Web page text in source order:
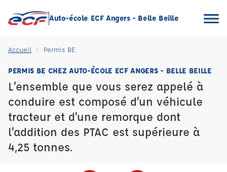
Auto-école ECF Angers - Belle Beille
Accueil Permis BE
PERMIS BE CHEZ AUTO-ÉCOLE ECF ANGERS - BELLE BEILLE
L’ensemble que vous serez appelé à
conduire est composé d’un véhicule
tracteur et d’une remorque dont
l’addition des PTAC est supérieure à
4,25 tonnes.